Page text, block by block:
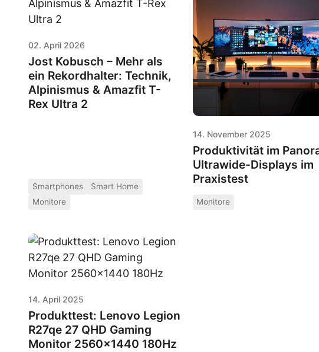
02. April 2026
Jost Kobusch – Mehr als
ein Rekordhalter: Technik,
Alpinismus & Amazfit T-
Rex Ultra 2
Smartphones
Smart Home
Monitore
14. November 2025
Produktivität im
Ultrawide-Displays im
Praxistest
Monitore
14. April 2025
Produkttest: Lenovo Legion
R27qe 27 QHD Gaming
Monitor 2560x1440 180Hz